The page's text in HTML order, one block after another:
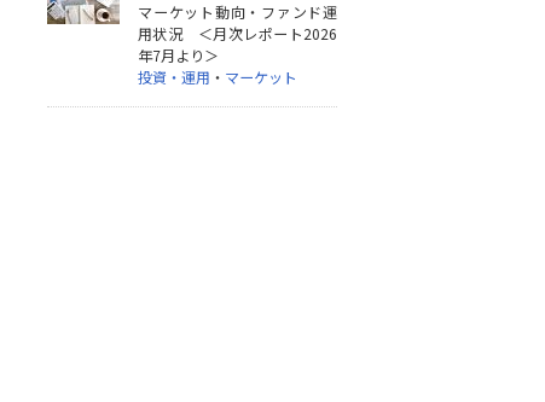
マーケット動向・ファンド運
用状況 ＜月次レポート2026
年7月より＞
投資・運用 ・ マーケット